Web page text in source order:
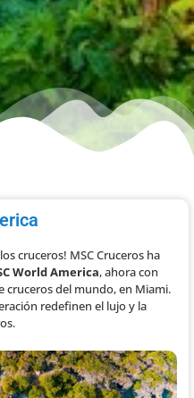
cruceros! MSC Cruceros ha
World America, ahora con
cruceros del mundo, en Miami.
redefinen el lujo y la